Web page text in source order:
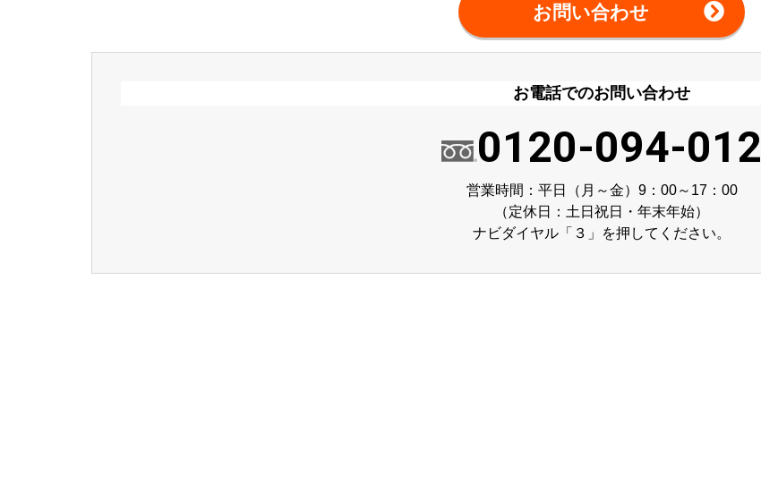
お問い合わせ
お電話でのお問い合わせ
0120-094-012
営業時間：平日（月～金）9：00～17：00
（定休日：土日祝日・年末年始）
ナビダイヤル「３」を押してください。